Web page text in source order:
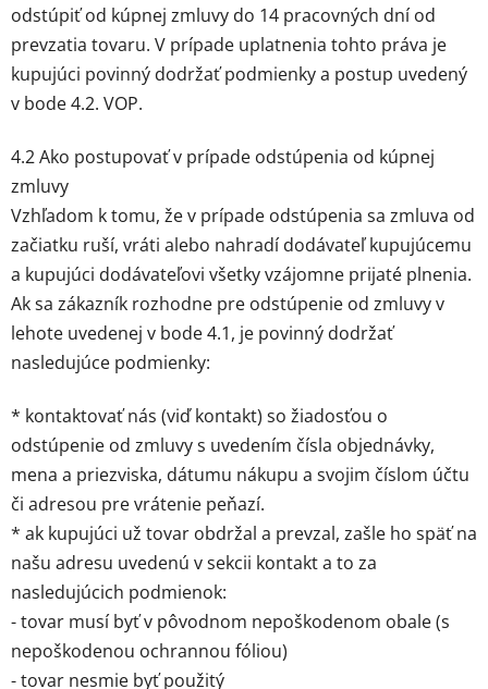
odstúpiť od kúpnej zmluvy do 14 pracovných dní od
prevzatia tovaru. V prípade uplatnenia tohto práva je
kupujúci povinný dodržať podmienky a postup uvedený
v bode 4.2. VOP.
4.2 Ako postupovať v prípade odstúpenia od kúpnej
zmluvy
Vzhľadom k tomu, že v prípade odstúpenia sa zmluva od
začiatku ruší, vráti alebo nahradí dodávateľ kupujúcemu
a kupujúci dodávateľovi všetky vzájomne prijaté plnenia.
Ak sa zákazník rozhodne pre odstúpenie od zmluvy v
lehote uvedenej v bode 4.1, je povinný dodržať
nasledujúce podmienky:
* kontaktovať nás (viď kontakt) so žiadosťou o
odstúpenie od zmluvy s uvedením čísla objednávky,
mena a priezviska, dátumu nákupu a svojim číslom účtu
či adresou pre vrátenie peňazí.
* ak kupujúci už tovar obdržal a prevzal, zašle ho späť na
našu adresu uvedenú v sekcii kontakt a to za
nasledujúcich podmienok:
- tovar musí byť v pôvodnom nepoškodenom obale (s
nepoškodenou ochrannou fóliou)
- tovar nesmie byť použitý